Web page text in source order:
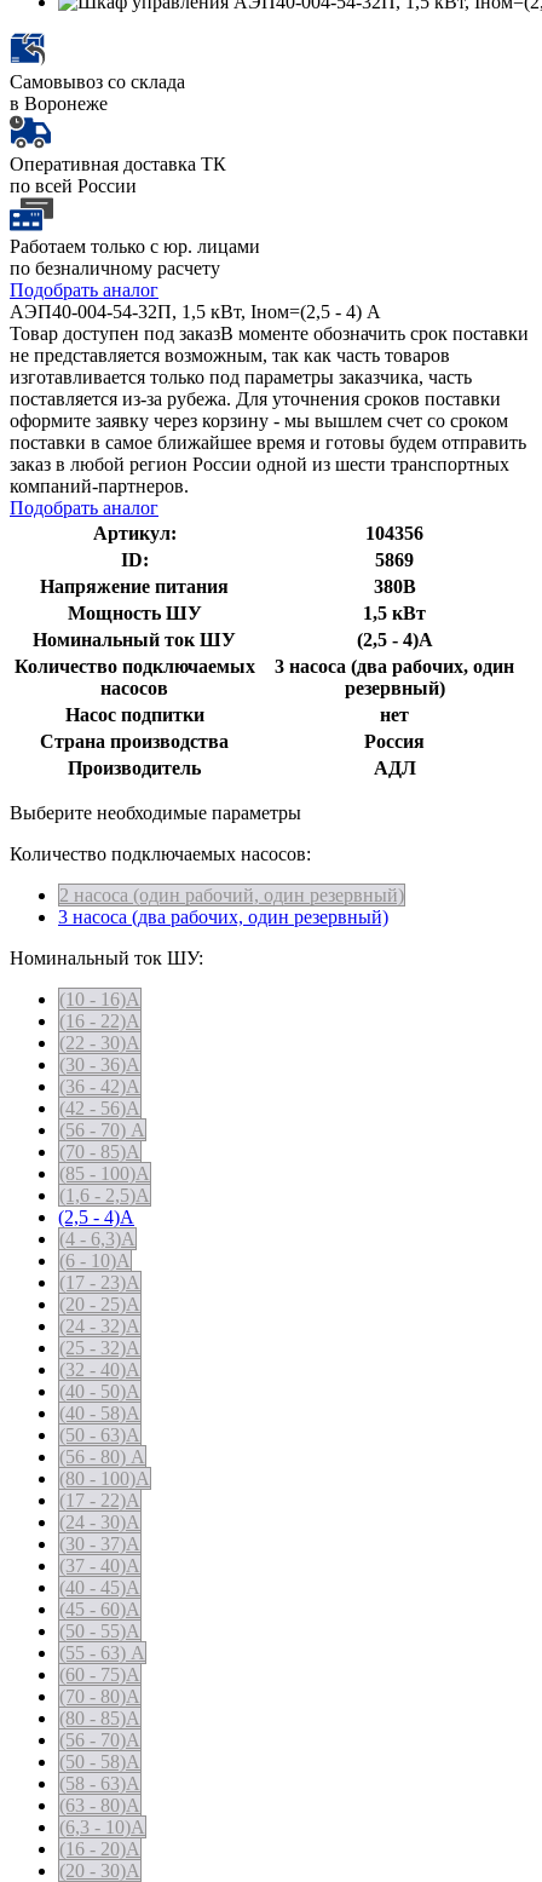
Самовывоз со склада
в Воронеже
Оперативная доставка ТК
по всей России
Работаем только с юр. лицами
по безналичному расчету
Подобрать аналог
АЭП40-004-54-32П, 1,5 кВт, Iном=(2,5 - 4) А
Товар доступен под заказВ моменте обозначить срок поставки
не представляется возможным, так как часть товаров
изготавливается только под параметры заказчика, часть
поставляется из-за рубежа. Для уточнения сроков поставки
оформите заявку через корзину - мы вышлем счет со сроком
поставки в самое ближайшее время и готовы будем отправить
заказ в любой регион России одной из шести транспортных
компаний-партнеров.
Подобрать аналог
Артикул:
104356
ID:
5869
Напряжение питания
380В
Мощность ШУ
1,5 кВт
Номинальный ток ШУ
(2,5 - 4)А
Количество подключаемых
насосов
3 насоса (два рабочих, один
резервный)
Насос подпитки
нет
Страна производства
Россия
Производитель
АДЛ
Выберите необходимые параметры
Количество подключаемых насосов:
2 насоса (один рабочий, один резервный)
3 насоса (два рабочих, один резервный)
Номинальный ток ШУ:
(10 - 16)А
(16 - 22)А
(22 - 30)А
(30 - 36)А
(36 - 42)А
(42 - 56)А
(56 - 70) А
(70 - 85)А
(85 - 100)А
(1,6 - 2,5)А
(2,5 - 4)А
(4 - 6,3)А
(6 - 10)А
(17 - 23)А
(20 - 25)А
(24 - 32)А
(25 - 32)А
(32 - 40)А
(40 - 50)А
(40 - 58)А
(50 - 63)А
(56 - 80) А
(80 - 100)А
(17 - 22)А
(24 - 30)А
(30 - 37)А
(37 - 40)А
(40 - 45)А
(45 - 60)А
(50 - 55)А
(55 - 63) А
(60 - 75)А
(70 - 80)А
(80 - 85)А
(56 - 70)А
(50 - 58)А
(58 - 63)А
(63 - 80)А
(6,3 - 10)А
(16 - 20)А
(20 - 30)А